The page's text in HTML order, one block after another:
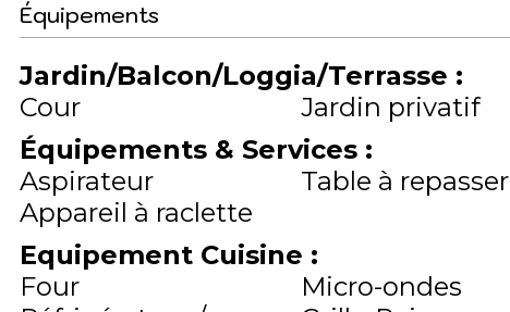
Équipements
Jardin/Balcon/Loggia/Terrasse :
Cour
Jardin privatif
Équipements & Services :
Aspirateur
Table à repasser
Appareil à raclette
Equipement Cuisine :
Four
Micro-ondes